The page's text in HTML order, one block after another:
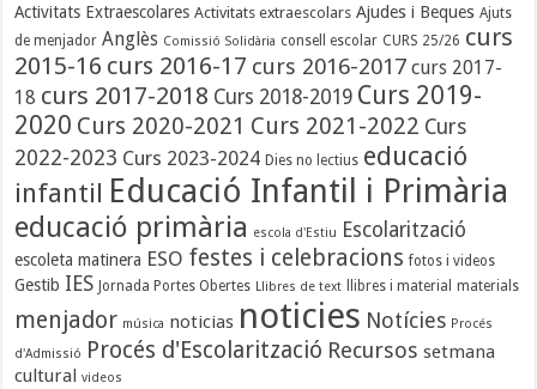
Activitats Extraescolares Activitats extraescolars Ajudes i Beques Ajuts
de menjador Anglès Comissió Solidària consell escolar CURS 25/26 curs
2015-16 curs 2016-17 curs 2016-2017 curs 2017-
18 curs 2017-2018 Curs 2018-2019 Curs 2019-
2020 Curs 2020-2021 Curs 2021-2022 Curs
2022-2023 Curs 2023-2024 Dies no lectius educació
infantil Educació Infantil i Primària
educació primària escola d'Estiu Escolarització
escoleta matinera ESO festes i celebracions fotos i videos
Gestib IES Jornada Portes Obertes Llibres de text llibres i material materials
menjador música noticias noticies Notícies Procés
d'Admissió Procés d'Escolarització Recursos setmana
cultural videos